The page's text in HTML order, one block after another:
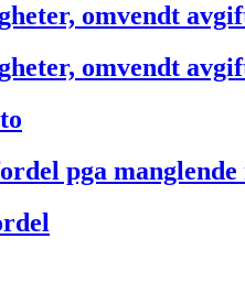
omvendt
omvendt
pga